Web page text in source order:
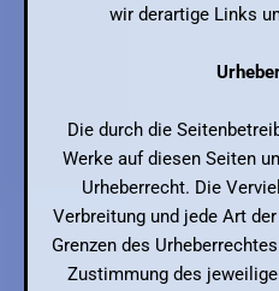
wir derartige Links
Die durch die
Werke auf diesen Seiten
Urheberrecht. Die
Verbreitung und jede Art
Grenzen des
Zustimmung des